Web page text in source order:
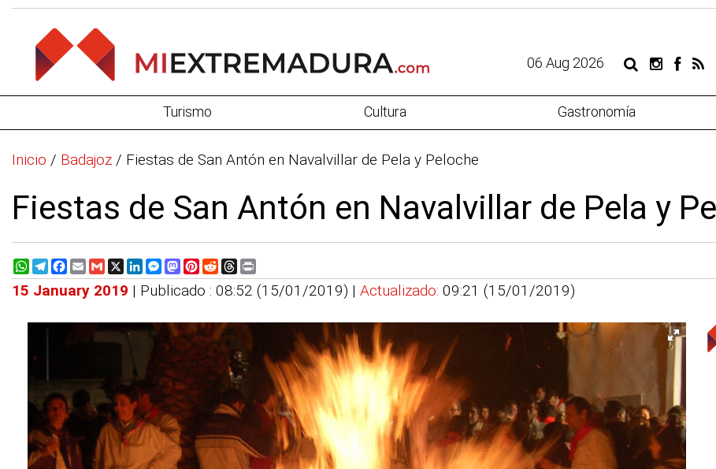
06 Aug 2026
Turismo Cultura Gastronomía
Inicio / Badajoz / Fiestas de San Antón en Navalvillar de Pela y Peloche
Fiestas de San Antón en Navalvillar de Pela y
WhatsApp
Telegram
Facebook
EmailGmail
X LinkedIn
Messenger
Mastodon
Pinterest
RedditThreads
15 January 2019 | Publicado : 08:52 (15/01/2019) | Actualizado: 09:21 (15/01/2019)